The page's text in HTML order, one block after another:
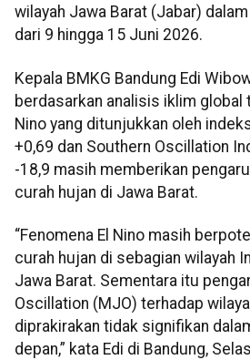
wilayah Jawa Barat (Jabar)
dari 9 hingga 15 Juni 2026.
Kepala BMKG Bandung Edi
berdasarkan analisis iklim global
Nino yang ditunjukkan oleh
+0,69 dan Southern Oscillation
-18,9 masih memberikan
curah hujan di Jawa Barat.
“Fenomena El Nino masih
curah hujan di sebagian wilayah
Jawa Barat. Sementara itu
Oscillation (MJO) terhadap
diprakirakan tidak signifikan
depan,” kata Edi di Bandung,